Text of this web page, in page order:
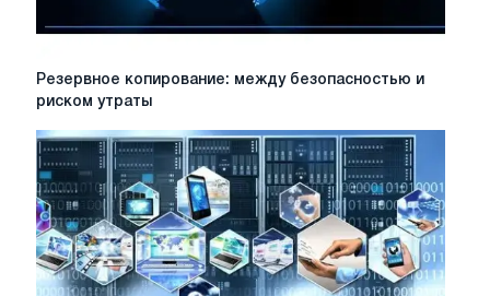
Резервное
копирование:
безопасностью
и
риском
утраты
Резервное копирование: между безопасностью и
риском утраты